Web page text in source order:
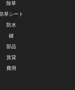
除草
防草シート
防水
鍵
部品
賃貸
費用